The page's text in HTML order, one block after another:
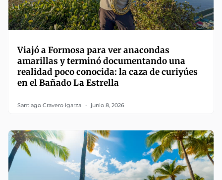
Viajó a Formosa para ver anacondas
amarillas y terminó documentando una
realidad poco conocida: la caza de curiyúes
en el Bañado La Estrella
Santiago Cravero Igarza junio 8, 2026